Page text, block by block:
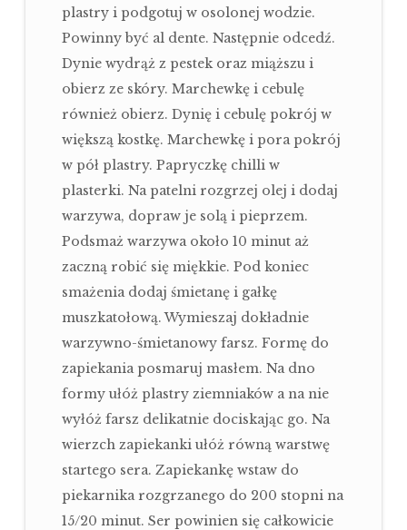
plastry i podgotuj w osolonej wodzie.
Powinny być al dente. Następnie odcedź.
Dynie wydrąż z pestek oraz miąższu i
obierz ze skóry. Marchewkę i cebulę
również obierz. Dynię i cebulę pokrój w
większą kostkę. Marchewkę i pora pokrój
w pół plastry. Papryczkę chilli w
plasterki. Na patelni rozgrzej olej i dodaj
warzywa, dopraw je solą i pieprzem.
Podsmaż warzywa około 10 minut aż
zaczną robić się miękkie. Pod koniec
smażenia dodaj śmietanę i gałkę
muszkatołową. Wymieszaj dokładnie
warzywno-śmietanowy farsz. Formę do
zapiekania posmaruj masłem. Na dno
formy ułóż plastry ziemniaków a na nie
wyłóż farsz delikatnie dociskając go. Na
wierzch zapiekanki ułóż równą warstwę
startego sera. Zapiekankę wstaw do
piekarnika rozgrzanego do 200 stopni na
15/20 minut. Ser powinien się całkowicie